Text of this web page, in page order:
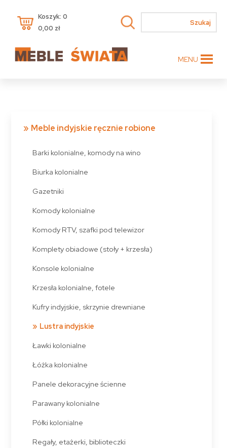
Koszyk: 0
0,00 zł
MENU
Meble indyjskie ręcznie robione
Barki kolonialne, komody na wino
Biurka kolonialne
Gazetniki
Komody kolonialne
Komody RTV, szafki pod telewizor
Komplety obiadowe (stoły + krzesła)
Konsole kolonialne
Krzesła kolonialne, fotele
Kufry indyjskie, skrzynie drewniane
Lustra indyjskie
Ławki kolonialne
Łóżka kolonialne
Panele dekoracyjne ścienne
Parawany kolonialne
Półki kolonialne
Regały, etażerki, biblioteczki